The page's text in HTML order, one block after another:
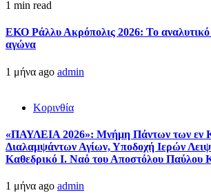
1 min read
ΕΚΟ Ράλλυ Ακρόπολις 2026: Το
αγώνα
1 μήνα ago admin
Κορινθία
«ΠΑΥΛΕΙΑ 2026»: Μνήμη Πάντων των εν
Διαλαμψάντων Αγίων, Υποδοχή Ιερών
Καθεδρικό Ι. Ναό του Αποστόλου Παύλου
1 μήνα ago admin